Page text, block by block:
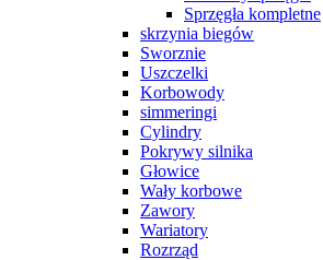
Sprzęgła kompletne
skrzynia biegów
Sworznie
Uszczelki
Korbowody
simmeringi
Cylindry
Pokrywy silnika
Głowice
Wały korbowe
Zawory
Wariatory
Rozrząd